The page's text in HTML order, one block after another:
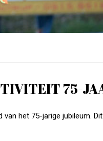
75-
het 75-jarige jubileum.